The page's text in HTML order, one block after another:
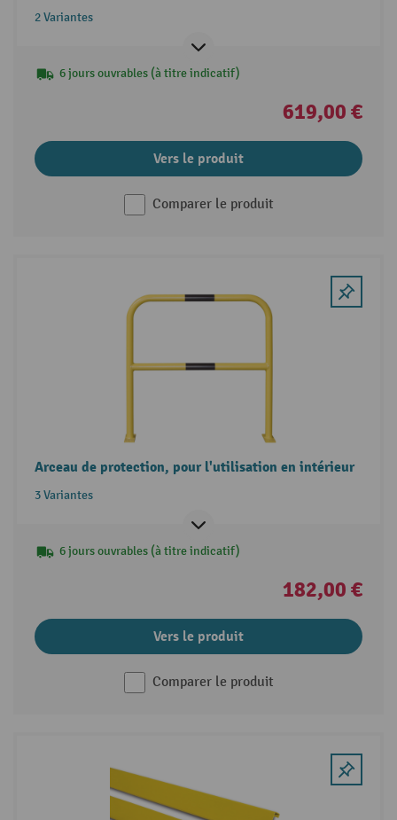
2 Variantes
6 jours ouvrables (à titre indicatif)
619,00 €
Vers le produit
Comparer le produit
Arceau de protection, pour l'utilisation en intérieur
3 Variantes
6 jours ouvrables (à titre indicatif)
182,00 €
Vers le produit
Comparer le produit